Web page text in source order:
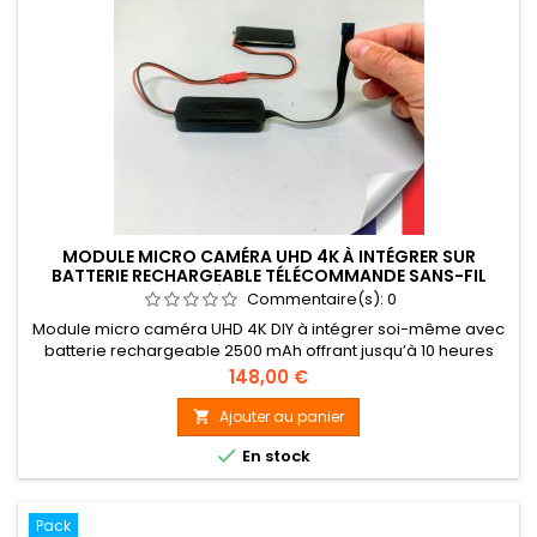
MODULE MICRO CAMÉRA UHD 4K À INTÉGRER SUR
BATTERIE RECHARGEABLE TÉLÉCOMMANDE SANS-FIL
MÉMOIRE 128 GO
Commentaire(s): 0
Module micro caméra UHD 4K DIY à intégrer soi-même avec
batterie rechargeable 2500 mAh offrant jusqu’à 10 heures
d’autonomie. Enregistrement en véritable 4K 30 FPS,
détection de mouvement, télécommande sans fil et carte
MicroSD 128 Go incluse.
Prix
148,00 €
 Ajouter au panier
 En stock
Pack